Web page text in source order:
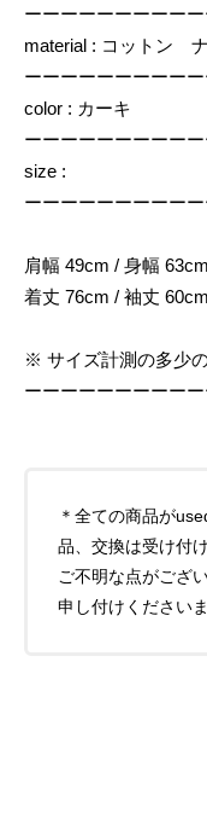
ーーーーーーーーー
material : コットン
ーーーーーーーーー
color : カーキ
ーーーーーーーーー
size :
ーーーーーーーーー
肩幅 49cm / 身幅 63cm
着丈 76cm / 袖丈 60cm
※ サイズ計測の多少
ーーーーーーーーー
＊全ての商品が
品、交換は受け付
ご不明な点がござ
申し付けくださいま